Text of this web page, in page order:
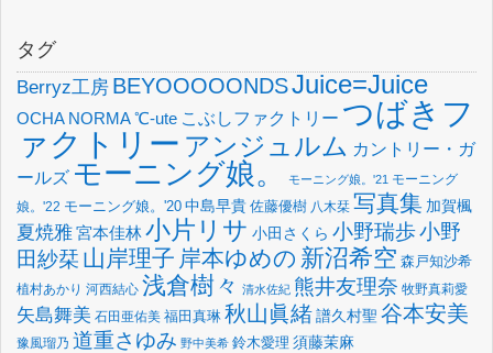
タグ
Berryz工房 BEYOOOOONDSJuice=Juice
OCHA NORMA℃-ute こぶしファクトリー つばきフ
ァクトリー アンジュルム カントリー・ガ
ールズ モーニング娘。 モーニング娘。'21 モーニング
娘。'22 モーニング娘。'20 中島早貴 佐藤優樹 八木栞 写真集 加賀楓
夏焼雅宮本佳林小片リサ 小田さくら 小野瑞歩小野
田紗栞 山岸理子 岸本ゆめの 新沼希空 森戸知沙希
植村あかり 河西結心 浅倉樹々 清水佐紀 熊井友理奈 牧野真莉愛
矢島舞美 石田亜佑美 福田真琳 秋山眞緒譜久村聖 谷本安美
豫風瑠乃 道重さゆみ 野中美希 鈴木愛理 須藤茉麻